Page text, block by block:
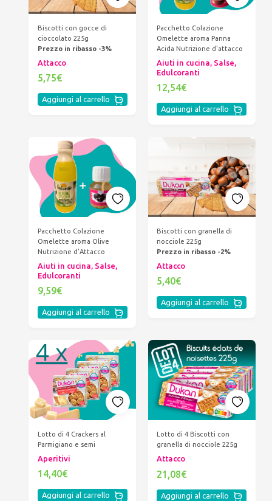
Biscotti con gocce di
cioccolato 225g
Prezzo in ribasso -3%
Attacco
5,75€
Aggiungi al carrello
Pacchetto Colazione
Omelette aroma Panna
Acida Nutrizione d'attacco
Aiuti in cucina, Salse,
Edulcoranti
12,54€
Aggiungi al carrello
Pacchetto Colazione
Omelette aroma Olive
Nutrizione d’Attacco
Aiuti in cucina, Salse,
Edulcoranti
9,59€
Aggiungi al carrello
Biscotti con granella di
nocciole 225g
Prezzo in ribasso -2%
Attacco
5,40€
Aggiungi al carrello
Lotto di 4 Crackers al
Parmigiano e semi
Aperitivi
14,40€
Aggiungi al carrello
Lotto di 4 Biscotti con
granella di nocciole 225g
Attacco
21,08€
Aggiungi al carrello